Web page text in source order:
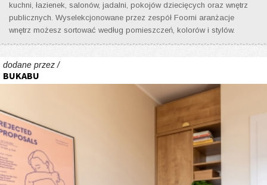
kuchni, łazienek, salonów, jadalni, pokojów dziecięcych oraz wnętrz
publicznych. Wyselekcjonowane przez zespół Foorni aranżacje
wnętrz możesz sortować według pomieszczeń, kolorów i stylów.
dodane przez /
BUKABU